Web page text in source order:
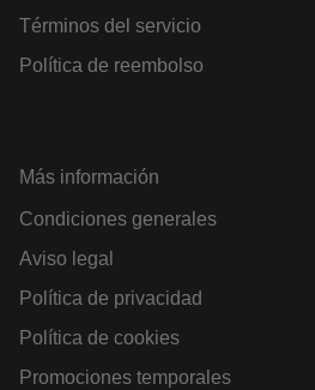
Términos del servicio
Política de reembolso
Más información
Condiciones generales
Aviso legal
Política de privacidad
Política de cookies
Promociones temporales